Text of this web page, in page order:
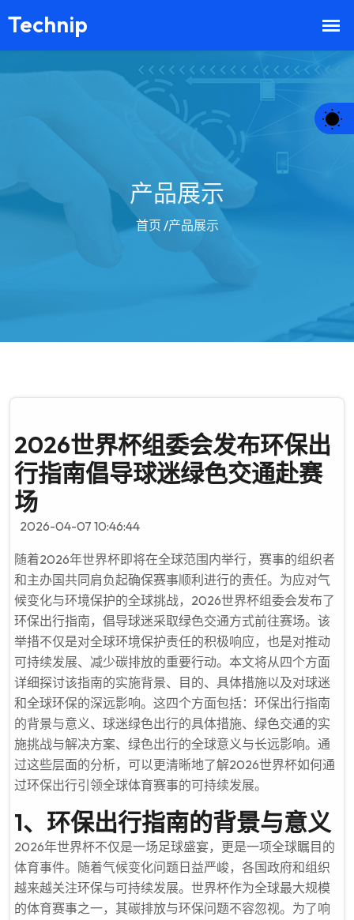
产品展示
首页 /产品展示
2026世界杯组委会发布环保出
行指南倡导球迷绿色交通赴赛
场
2026-04-07 10:46:44
随着2026年世界杯即将在全球范围内举行，赛事的组织者
和主办国共同肩负起确保赛事顺利进行的责任。为应对气
候变化与环境保护的全球挑战，2026世界杯组委会发布了
环保出行指南，倡导球迷采取绿色交通方式前往赛场。该
举措不仅是对全球环境保护责任的积极响应，也是对推动
可持续发展、减少碳排放的重要行动。本文将从四个方面
详细探讨该指南的实施背景、目的、具体措施以及对球迷
和全球环保的深远影响。这四个方面包括：环保出行指南
的背景与意义、球迷绿色出行的具体措施、绿色交通的实
施挑战与解决方案、绿色出行的全球意义与长远影响。通
过这些层面的分析，可以更清晰地了解2026世界杯如何通
过环保出行引领全球体育赛事的可持续发展。
1、环保出行指南的背景与意义
2026年世界杯不仅是一场足球盛宴，更是一项全球瞩目的
体育事件。随着气候变化问题日益严峻，各国政府和组织
越来越关注环保与可持续发展。世界杯作为全球最大规模
的体育赛事之一，其碳排放与环保问题不容忽视。为了响